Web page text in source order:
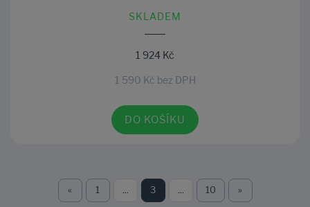
SKLADEM
1 924 Kč
1 590 Kč bez DPH
DO KOŠÍKU
« 1 ... 3 ... 10 »